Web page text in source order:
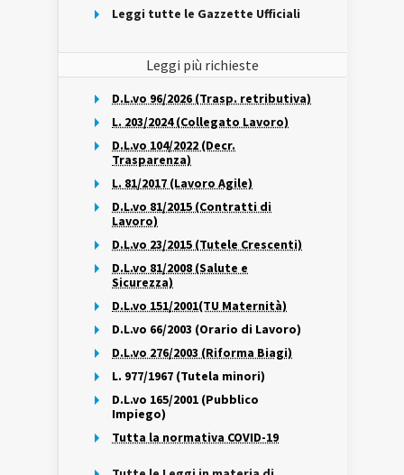
Leggi tutte le Gazzette Ufficiali
Leggi più richieste
D.L.vo 96/2026 (Trasp. retributiva)
L. 203/2024 (Collegato Lavoro)
D.L.vo 104/2022 (Decr.
Trasparenza)
L. 81/2017 (Lavoro Agile)
D.L.vo 81/2015 (Contratti di
Lavoro)
D.L.vo 23/2015 (Tutele Crescenti)
D.L.vo 81/2008 (Salute e
Sicurezza)
D.L.vo 151/2001(TU Maternità)
D.L.vo 66/2003 (Orario di Lavoro)
D.L.vo 276/2003 (Riforma Biagi)
L. 977/1967 (Tutela minori)
D.L.vo 165/2001 (Pubblico
Impiego)
Tutta la normativa COVID-19